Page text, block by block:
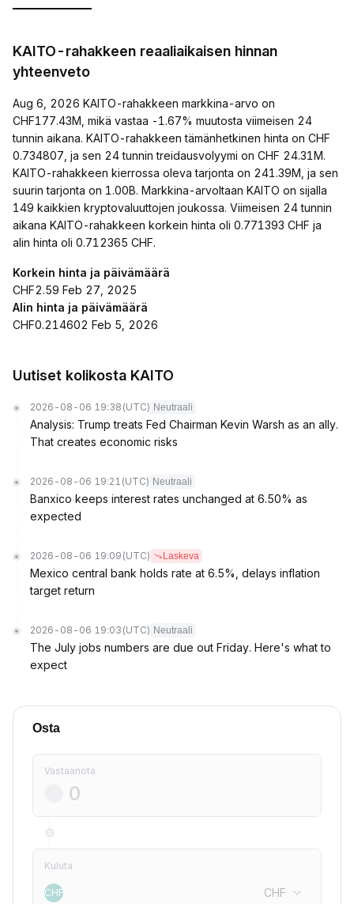
KAITO-rahakkeen reaaliaikaisen hinnan
yhteenveto
Aug 6, 2026 KAITO-rahakkeen markkina-arvo on
CHF177.43M, mikä vastaa -1.67% muutosta viimeisen 24
tunnin aikana. KAITO-rahakkeen tämänhetkinen hinta on CHF
0.734807, ja sen 24 tunnin treidausvolyymi on CHF 24.31M.
KAITO-rahakkeen kierrossa oleva tarjonta on 241.39M, ja sen
suurin tarjonta on 1.00B. Markkina-arvoltaan KAITO on sijalla
149 kaikkien kryptovaluuttojen joukossa. Viimeisen 24 tunnin
aikana KAITO-rahakkeen korkein hinta oli 0.771393 CHF ja
alin hinta oli 0.712365 CHF.
Korkein hinta ja päivämäärä
CHF2.59 Feb 27, 2025
Alin hinta ja päivämäärä
CHF0.214602 Feb 5, 2026
Uutiset kolikosta KAITO
2026-08-06 19:38 (UTC) Neutraali
Analysis: Trump treats Fed Chairman Kevin Warsh as an ally.
That creates economic risks
2026-08-06 19:21 (UTC) Neutraali
Banxico keeps interest rates unchanged at 6.50% as
expected
2026-08-06 19:09 (UTC) Laskeva
Mexico central bank holds rate at 6.5%, delays inflation
target return
2026-08-06 19:03 (UTC) Neutraali
The July jobs numbers are due out Friday. Here's what to
expect
Osta
Vastaanota
Kuluta
CHF CHF